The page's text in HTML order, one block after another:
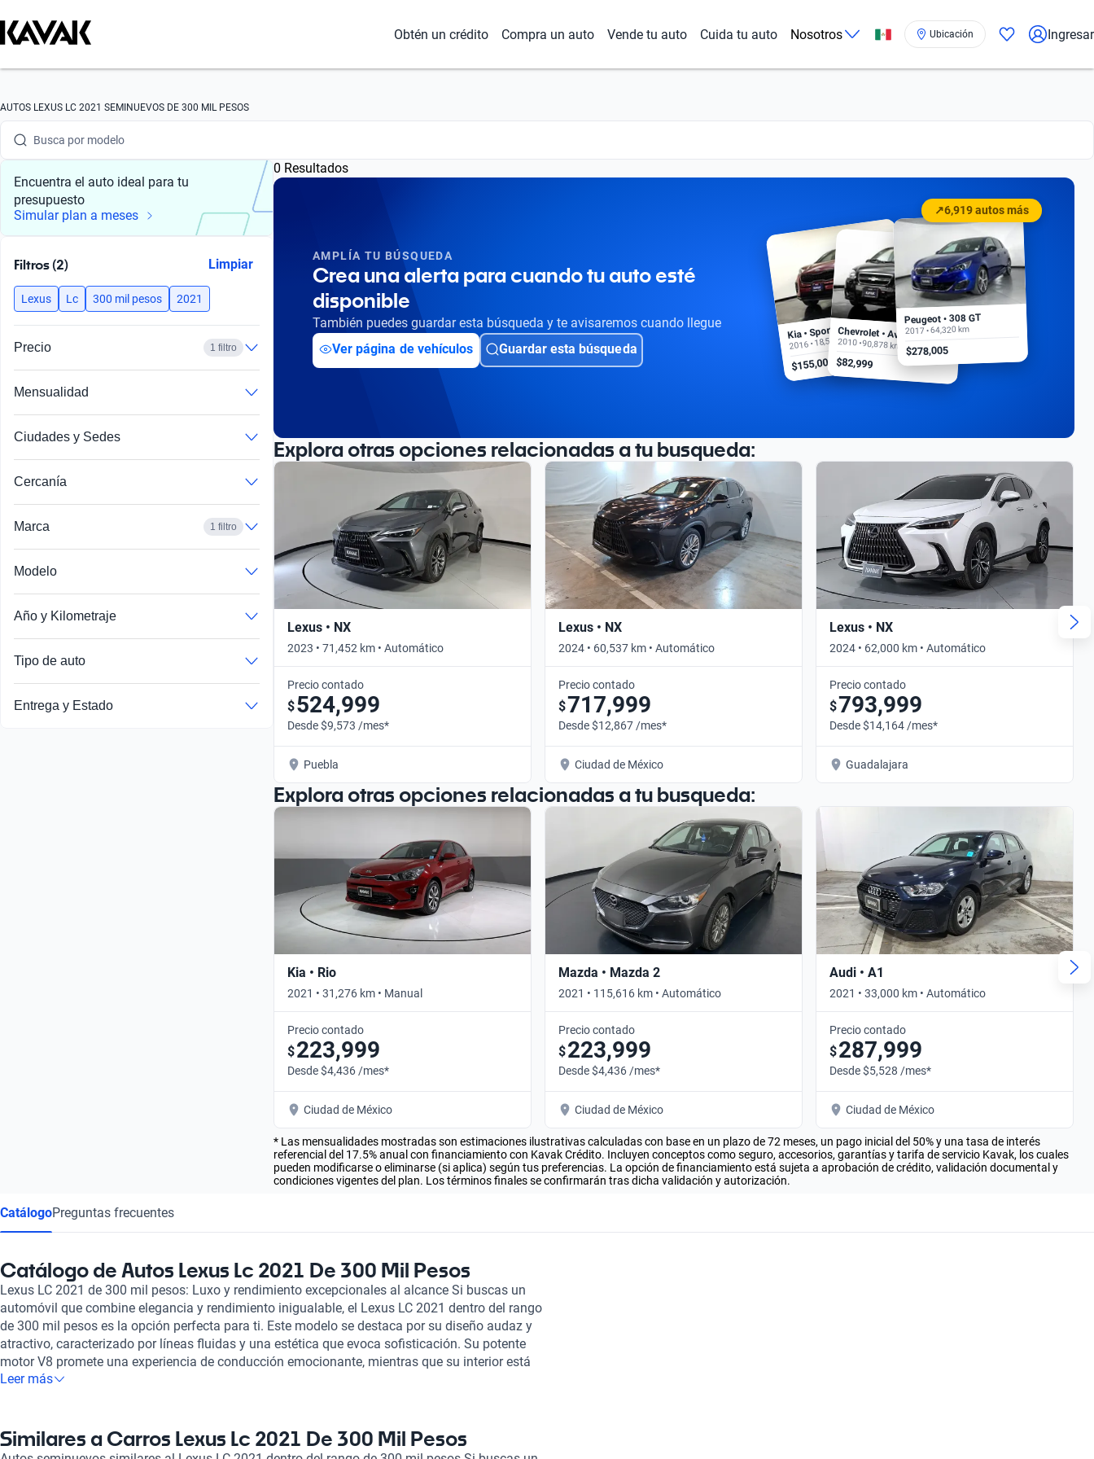
Obtén un crédito Compra un auto Vende tu auto Cuida tu auto Nosotros Ubicación Ingresar
AUTOS LEXUS LC 2021 SEMINUEVOS DE 300 MIL PESOS
Busca por marca
Busca por modelo
Busca por versión
Busca por año
Busca por modelo
Busca por año
Encuentra el auto ideal para tu
presupuesto
Simular plan a meses
Filtros (2) Limpiar
Lexus Lc 300 mil pesos 2021
Precio 1 filtro
Mensualidad
Ciudades y Sedes
Cercanía
Marca 1 filtro
Modelo
Año y Kilometraje
Tipo de auto
Entrega y Estado
0 Resultados
AMPLÍA TU BÚSQUEDA
Crea una alerta para cuando tu auto esté
disponible
También puedes guardar esta búsqueda y te avisaremos cuando llegue
Ver página de vehículos
Guardar esta búsqueda
↗6,919 autos más
Kia • Sportage EX
2016 • 18,500 km
$155,000
Chevrolet • Aveo
2010 • 90,878 km
$82,999
Peugeot • 308 GT
2017 • 64,320 km
$278,005
Explora otras opciones relacionadas a tu busqueda:
Lexus • NX
2023 • 71,452 km • Automático
Precio contado
$524,999
Desde $9,573 /mes*
Puebla
Lexus • NX
2024 • 60,537 km • Automático
Precio contado
$717,999
Desde $12,867 /mes*
Ciudad de México
Lexus • NX
2024 • 62,000 km • Automático
Precio contado
$793,999
Desde $14,164 /mes*
Guadalajara
Explora otras opciones relacionadas a tu busqueda:
Kia • Rio
2021 • 31,276 km • Manual
Precio contado
$223,999
Desde $4,436 /mes*
Ciudad de México
Mazda • Mazda 2
2021 • 115,616 km • Automático
Precio contado
$223,999
Desde $4,436 /mes*
Ciudad de México
Audi • A1
2021 • 33,000 km • Automático
Precio contado
$287,999
Desde $5,528 /mes*
Ciudad de México
* Las mensualidades mostradas son estimaciones ilustrativas calculadas con base en un plazo de 72 meses, un pago inicial del 50% y una tasa de interés
referencial del 17.5% anual con financiamiento con Kavak Crédito. Incluyen conceptos como seguro, accesorios, garantías y tarifa de servicio Kavak, los cuales
pueden modificarse o eliminarse (si aplica) según tus preferencias. La opción de financiamiento está sujeta a aprobación de crédito, validación documental y
condiciones vigentes del plan. Los términos finales se confirmarán tras dicha validación y autorización.
CatálogoPreguntas frecuentes
Catálogo de Autos Lexus Lc 2021 De 300 Mil Pesos
Lexus LC 2021 de 300 mil pesos: Luxo y rendimiento excepcionales al alcance Si buscas un
automóvil que combine elegancia y rendimiento inigualable, el Lexus LC 2021 dentro del rango
de 300 mil pesos es la opción perfecta para ti. Este modelo se destaca por su diseño audaz y
atractivo, caracterizado por líneas fluidas y una estética que evoca sofisticación. Su potente
motor V8 promete una experiencia de conducción emocionante, mientras que su interior está
equipado con materiales de alta calidad y tecnología avanzada, ofreciendo una atmósfera de
rigurosa en más de 240 puntos. Esto garantiza que adquieras un vehículo en óptimo estado
mecánico y estético. Además, ofrecemos opciones de financiamiento flexibles y planes de
Leer más
Similares a Carros Lexus Lc 2021 De 300 Mil Pesos